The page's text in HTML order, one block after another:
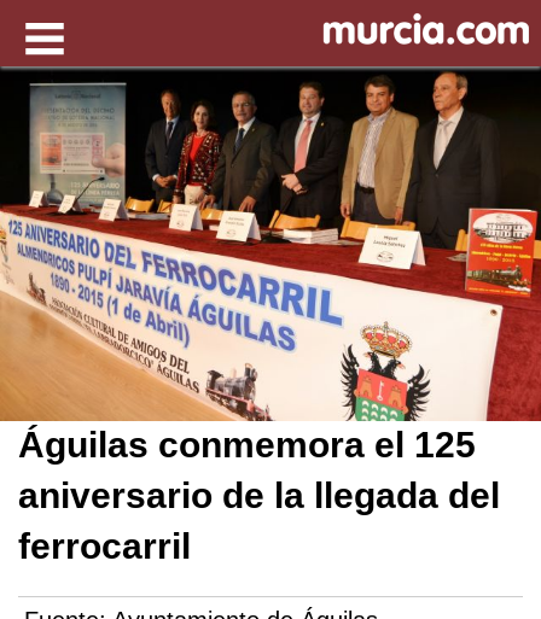
Águilas conmemora el 125
aniversario de la llegada del
ferrocarril